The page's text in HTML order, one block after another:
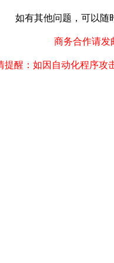
如有其他问题，可以随
商务合作请发
提醒：如因自动化程序攻